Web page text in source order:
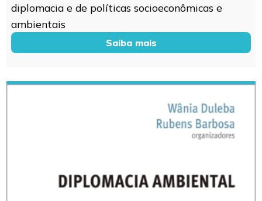
diplomacia e de políticas socioeconômicas e
ambientais
Saiba mais